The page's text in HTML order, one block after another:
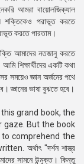
আমরা বায়োলজিক্যাল
শক্তিকেও পরাভূত করতে
করতে পারতাম।
আমাদের নতজানু করতে
শিক্ষার্থীদের একটি কথা
সময়েও জ্ঞান অর্জনের পথে
জ্ঞানের ভাষা বুঝতে হবে।
this grand book, the
gaze. But the book
comprehend the
অর্থাৎ "দর্শন শাস্ত্র
সামনে উন্মুক্ত। কিন্তু